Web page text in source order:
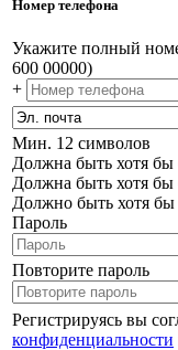
Номер телефона
Укажите полный
600 00000)
+
Мин. 12 символов
Должна быть хотя бы
Должна быть хотя бы
Должно быть хотя бы
Пароль
Повторите пароль
Регистрируясь вы
конфиденциальности